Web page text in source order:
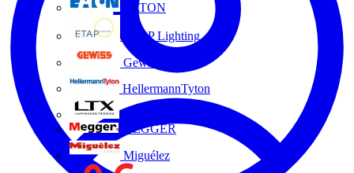
EATON
ETAP Lighting
Gewiss
HellermannTyton
MEGGER
Miguélez